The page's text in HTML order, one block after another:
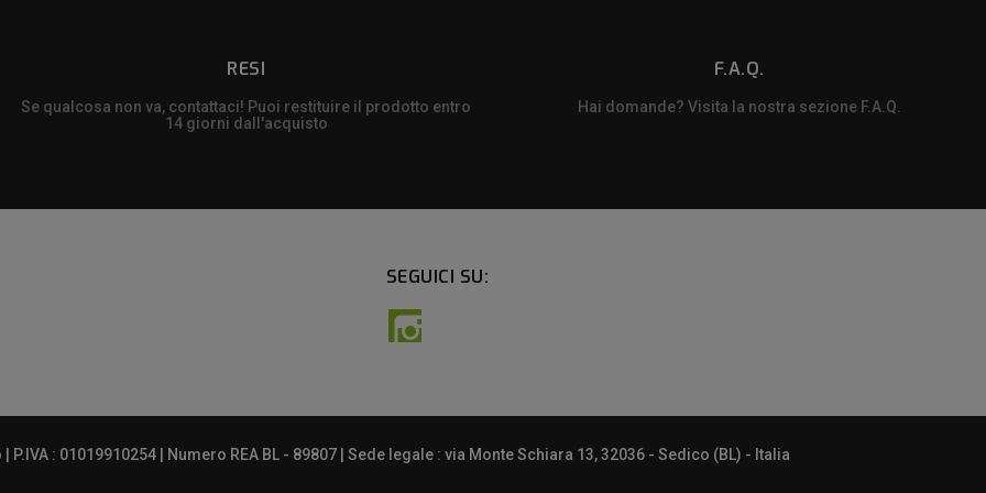
RESI
Se qualcosa non va, contattaci! Puoi restituire il prodotto entro
14 giorni dall'acquisto
F.A.Q.
Hai domande? Visita la nostra sezione F.A.Q.
SEGUICI SU:
Instagram
: 01019910254 | Numero REA BL - 89807 | Sede legale : via Monte Schiara 13, 32036 - Sedico (BL) - Italia